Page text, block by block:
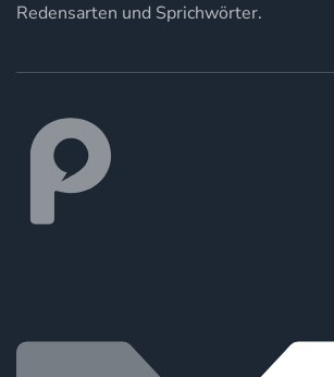
Redensarten und Sprichwörter.